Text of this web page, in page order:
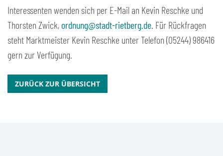
Interessenten wenden sich per E-Mail an Kevin Reschke und
Thorsten Zwick, ordnung@stadt-rietberg.de. Für Rückfragen
steht Marktmeister Kevin Reschke unter Telefon (05244) 986416
gern zur Verfügung.
ZURÜCK ZUR ÜBERSICHT